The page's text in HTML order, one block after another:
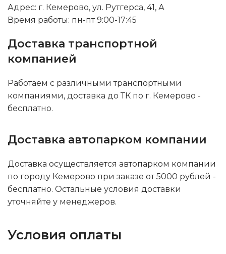
Адрес: г. Кемерово, ул. Рутгерса, 41, А
Время работы: пн-пт 9:00-17:45
Доставка транспортной
компанией
Работаем с различными транспортными
компаниями, доставка до ТК по г. Кемерово -
бесплатно.
Доставка автопарком компании
Доставка осуществляется автопарком компании
по городу Кемерово при заказе от 5000 рублей -
бесплатно. Остальные условия доставки
уточняйте у менеджеров.
Условия оплаты